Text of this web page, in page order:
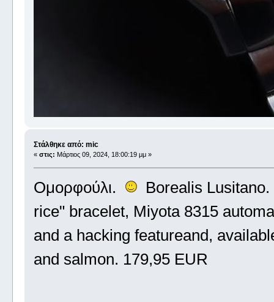
Στάλθηκε από: mic
« στις: Μάρτιος 09, 2024, 18:00:19 μμ »
Ομορφούλι.
Borealis Lusitano.
rice" bracelet, Miyota 8315
and a hacking featureand,
and salmon. 179,95 EUR